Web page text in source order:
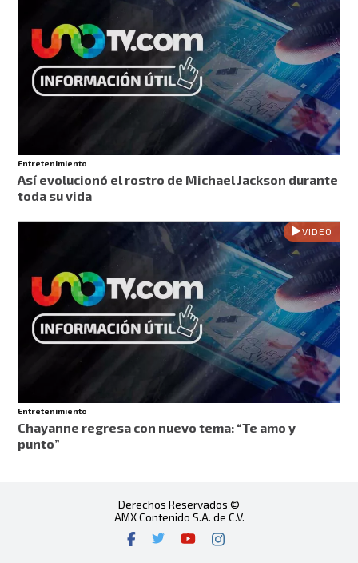
Entretenimiento
Así evolucionó el rostro de Michael Jackson durante
toda su vida
VIDEO
Entretenimiento
Chayanne regresa con nuevo tema: “Te amo y
punto”
Derechos Reservados ©
AMX Contenido S.A. de C.V.